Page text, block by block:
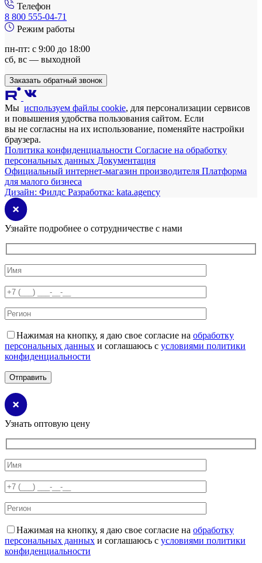
Телефон
8 800 555-04-71
Режим работы
пн-пт: с 9:00 до 18:00
сб, вс — выходной
Заказать обратный звонок
Мы используем файлы cookie, для персонализации сервисов
и повышения удобства пользования сайтом. Если
вы не согласны на их использование, поменяйте настройки
браузера.
Политика конфиденциальности Согласие на обработку
персональных данных Документация
Официальный интернет-магазин производителя Платформа
для малого бизнеса
Дизайн: Филдс Разработка: kata.agency
Узнайте подробнее о сотрудничестве с нами
Нажимая на кнопку, я даю свое согласие на обработку
персональных данных и соглашаюсь с условиями политики
конфиденциальности
Узнать оптовую цену
Нажимая на кнопку, я даю свое согласие на обработку
персональных данных и соглашаюсь с условиями политики
конфиденциальности